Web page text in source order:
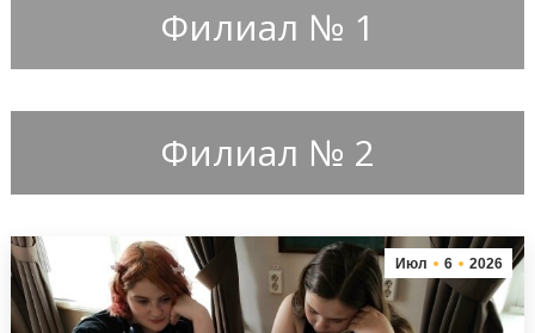
Филиал № 1
Филиал № 2
Июл 6 2026